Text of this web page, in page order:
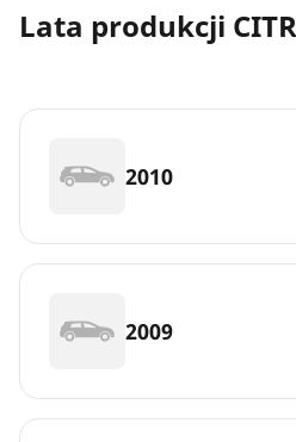
Lata produkcji
2010
2009